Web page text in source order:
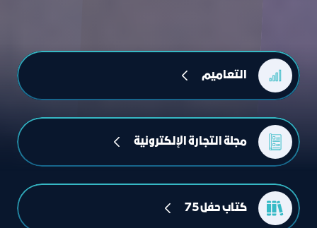
التعاميم
مجلة التجارة الإلكترونیة
كتاب حفل 75